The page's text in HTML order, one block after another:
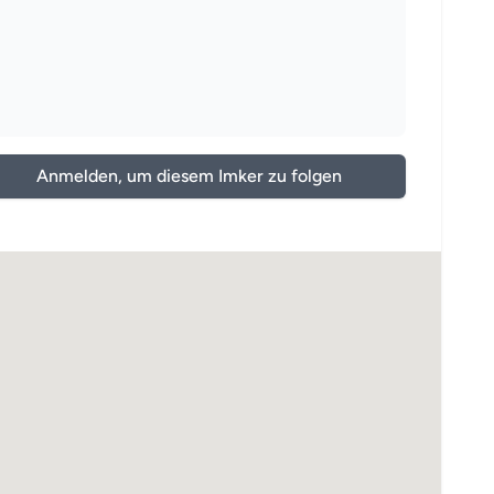
Anmelden, um diesem Imker zu folgen